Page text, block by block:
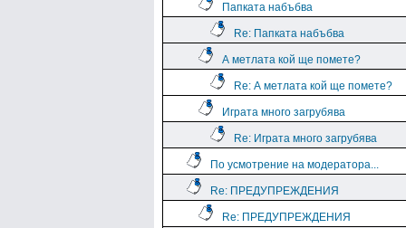
Папката набъбва
Re: Папката набъбва
А метлата кой ще помете?
Re: А метлата кой ще помете?
Играта много загрубява
Re: Играта много загрубява
По усмотрение на модератора...
Re: ПРЕДУПРЕЖДЕНИЯ
Re: ПРЕДУПРЕЖДЕНИЯ